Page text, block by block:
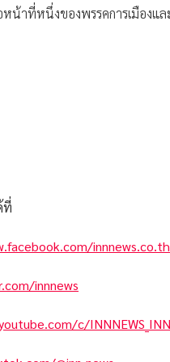
หน้าที่หนึ่งของพรรคการเมือง
ที่
innnews.co.th
innnews
c/INNNEWS_INN